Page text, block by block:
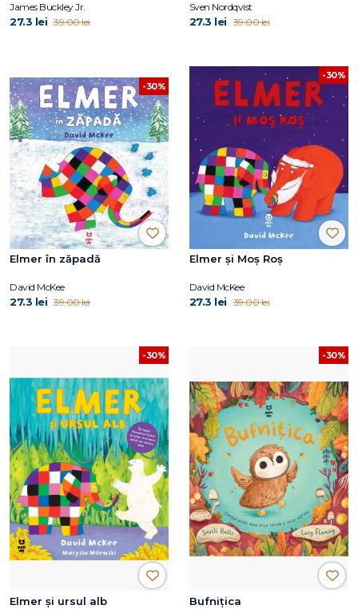
James Buckley Jr.
27.3 lei 39.00 lei
Sven Nordqvist
27.3 lei 39.00 lei
-30%
Elmer în zăpadă
David McKee
27.3 lei 39.00 lei
-30%
Elmer și Moș Roș
David McKee
27.3 lei 39.00 lei
-30%
Elmer și ursul alb
-30%
Bufnițica